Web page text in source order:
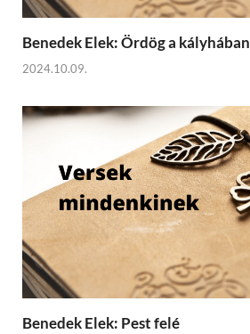
Benedek Elek: Ördög a kályhában
2024.10.09.
Benedek Elek: Pest felé